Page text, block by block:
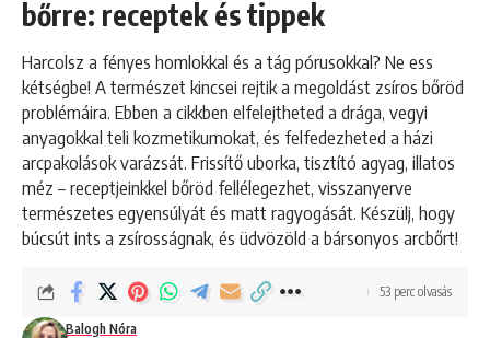
bőrre: receptek és tippek
Harcolsz a fényes homlokkal és a tág pórusokkal? Ne ess
kétségbe! A természet kincsei rejtik a megoldást zsíros bőröd
problémáira. Ebben a cikkben elfelejtheted a drága, vegyi
anyagokkal teli kozmetikumokat, és felfedezheted a házi
arcpakolások varázsát. Frissítő uborka, tisztító agyag, illatos
méz – receptjeinkkel bőröd fellélegezhet, visszanyerve
természetes egyensúlyát és matt ragyogását. Készülj, hogy
búcsút ints a zsírosságnak, és üdvözöld a bársonyos arcbőrt!
Balogh Nóra
53 perc olvasás